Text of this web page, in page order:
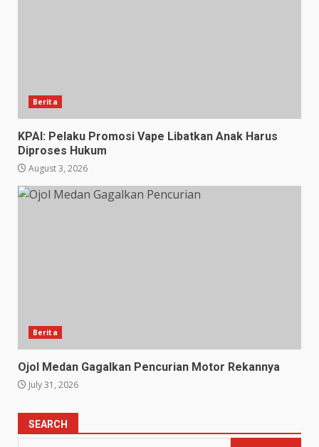
Berita
KPAI: Pelaku Promosi Vape Libatkan Anak Harus
Diproses Hukum
August 3, 2026
Berita
Ojol Medan Gagalkan Pencurian Motor Rekannya
July 31, 2026
SEARCH